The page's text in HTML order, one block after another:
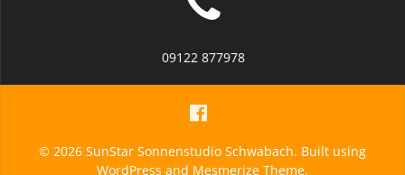
09122 877978
© 2026 SunStar Sonnenstudio Schwabach. Built using
WordPress and Mesmerize Theme.